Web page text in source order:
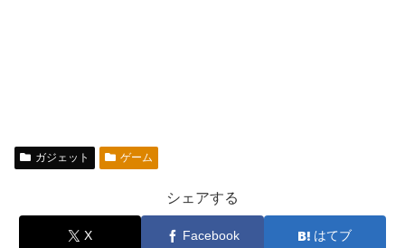
ガジェット ゲーム
シェアする
X Facebook はてブ